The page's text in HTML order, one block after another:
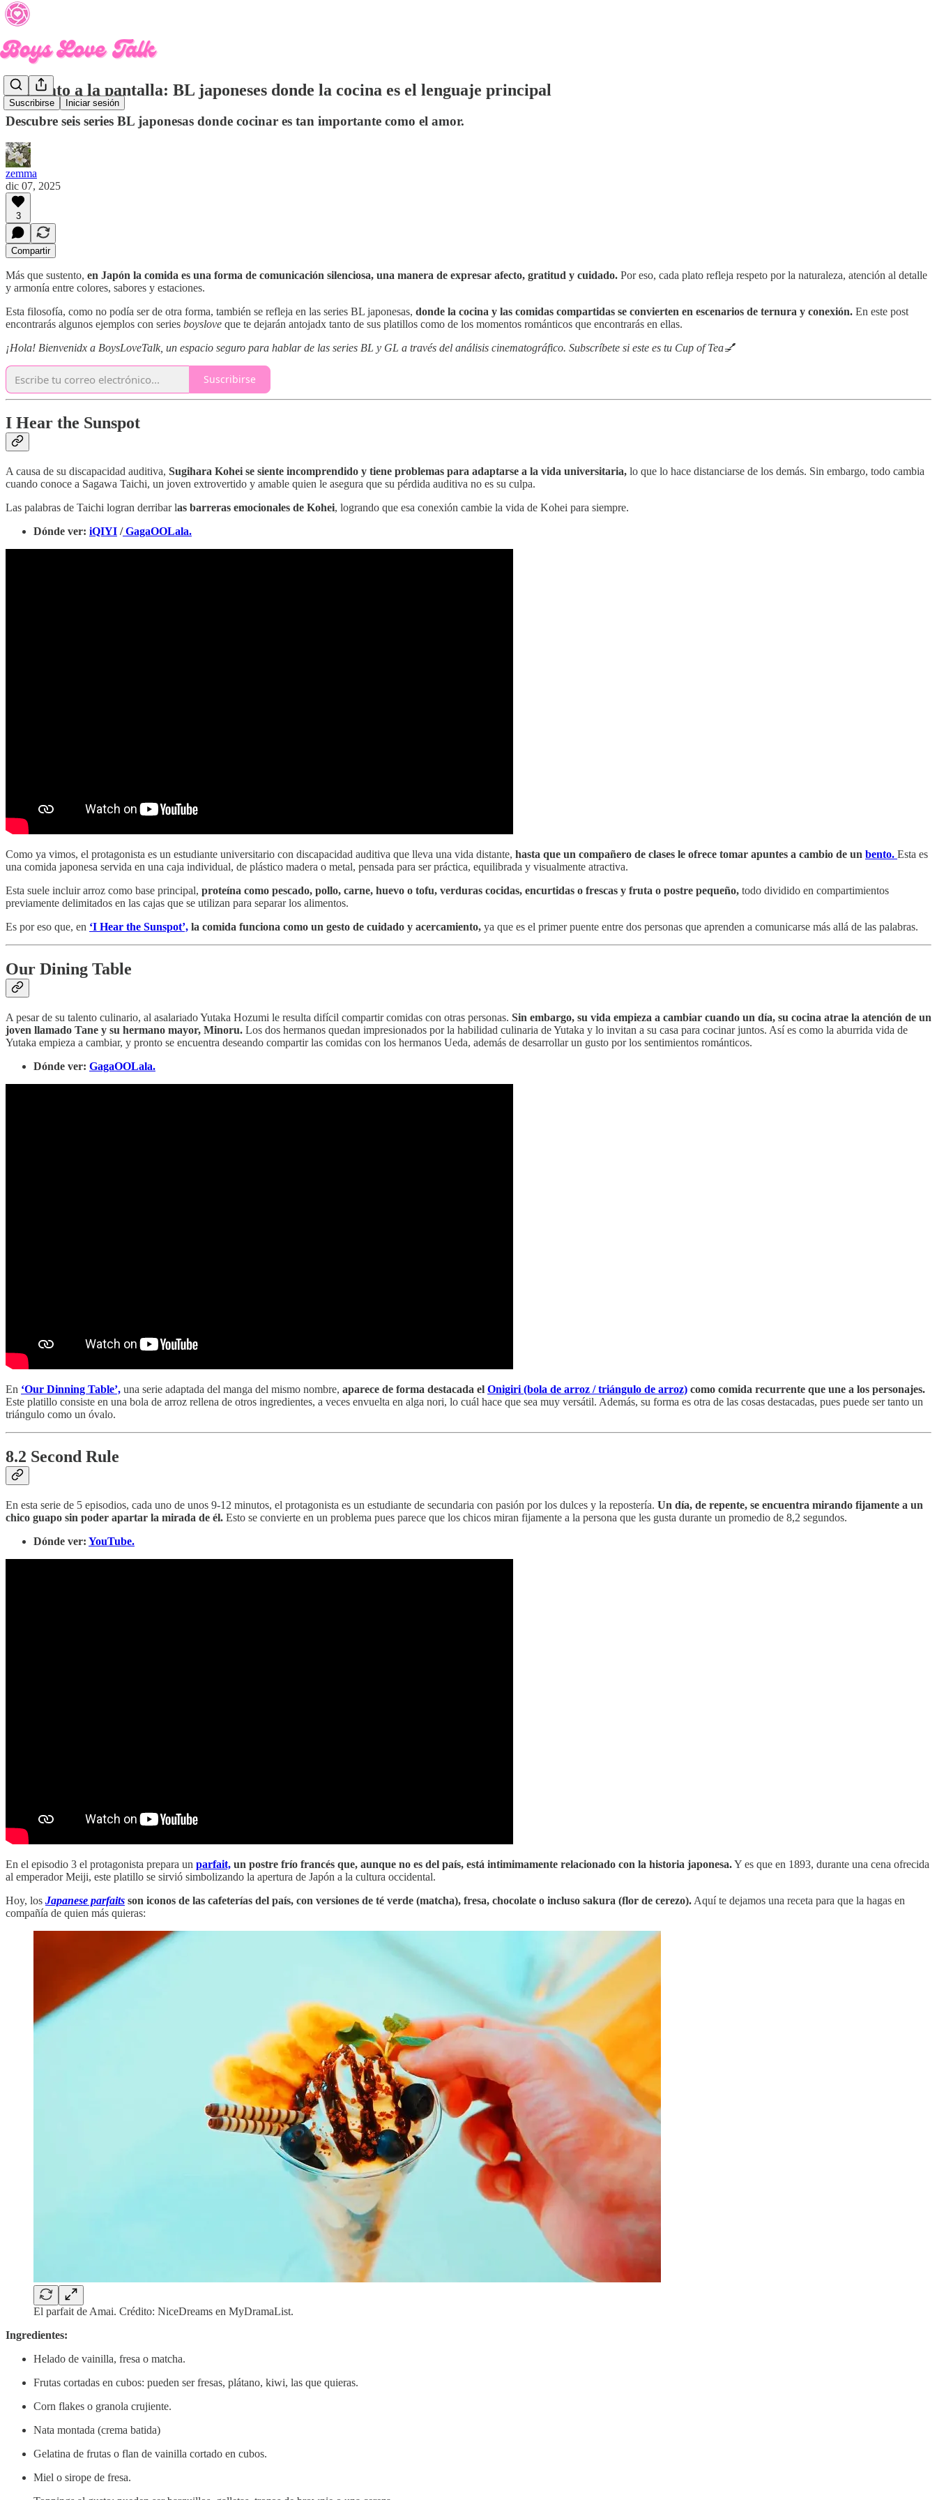
Suscribirse Iniciar sesión
Del plato a la pantalla: BL japoneses donde la cocina es el lenguaje principal
Descubre seis series BL japonesas donde cocinar es tan importante como el amor.
zemma
dic 07, 2025
3
Compartir
Más que sustento, en Japón la comida es una forma de comunicación silenciosa, una manera de expresar afecto, gratitud y cuidado. Por eso, cada plato refleja respeto por la naturaleza, atención al detalle
y armonía entre colores, sabores y estaciones.
Esta filosofía, como no podía ser de otra forma, también se refleja en las series BL japonesas, donde la cocina y las comidas compartidas se convierten en escenarios de ternura y conexión. En este post
encontrarás algunos ejemplos con series boyslove que te dejarán antojadx tanto de sus platillos como de los momentos románticos que encontrarás en ellas.
¡Hola! Bienvenidx a BoysLoveTalk, un espacio seguro para hablar de las series BL y GL a través del análisis cinematográfico. Subscríbete si este es tu Cup of Tea💅
Suscribirse
I Hear the Sunspot
A causa de su discapacidad auditiva, Sugihara Kohei se siente incomprendido y tiene problemas para adaptarse a la vida universitaria, lo que lo hace distanciarse de los demás. Sin embargo, todo cambia
cuando conoce a Sagawa Taichi, un joven extrovertido y amable quien le asegura que su pérdida auditiva no es su culpa.
Las palabras de Taichi logran derribar las barreras emocionales de Kohei, logrando que esa conexión cambie la vida de Kohei para siempre.
Dónde ver: iQIYI /GagaOOLala.
Como ya vimos, el protagonista es un estudiante universitario con discapacidad auditiva que lleva una vida distante, hasta que un compañero de clases le ofrece tomar apuntes a cambio de un bento. Esta es
una comida japonesa servida en una caja individual, de plástico madera o metal, pensada para ser práctica, equilibrada y visualmente atractiva.
Esta suele incluir arroz como base principal, proteína como pescado, pollo, carne, huevo o tofu, verduras cocidas, encurtidas o frescas y fruta o postre pequeño, todo dividido en compartimientos
previamente delimitados en las cajas que se utilizan para separar los alimentos.
Es por eso que, en ‘I Hear the Sunspot’, la comida funciona como un gesto de cuidado y acercamiento, ya que es el primer puente entre dos personas que aprenden a comunicarse más allá de las palabras.
Our Dining Table
A pesar de su talento culinario, al asalariado Yutaka Hozumi le resulta difícil compartir comidas con otras personas. Sin embargo, su vida empieza a cambiar cuando un día, su cocina atrae la atención de un
joven llamado Tane y su hermano mayor, Minoru. Los dos hermanos quedan impresionados por la habilidad culinaria de Yutaka y lo invitan a su casa para cocinar juntos. Así es como la aburrida vida de
Yutaka empieza a cambiar, y pronto se encuentra deseando compartir las comidas con los hermanos Ueda, además de desarrollar un gusto por los sentimientos románticos.
Dónde ver: GagaOOLala.
En ‘Our Dinning Table’, una serie adaptada del manga del mismo nombre, aparece de forma destacada el Onigiri (bola de arroz / triángulo de arroz) como comida recurrente que une a los personajes.
Este platillo consiste en una bola de arroz rellena de otros ingredientes, a veces envuelta en alga nori, lo cuál hace que sea muy versátil. Además, su forma es otra de las cosas destacadas, pues puede ser tanto un
triángulo como un óvalo.
8.2 Second Rule
En esta serie de 5 episodios, cada uno de unos 9-12 minutos, el protagonista es un estudiante de secundaria con pasión por los dulces y la repostería. Un día, de repente, se encuentra mirando fijamente a un
chico guapo sin poder apartar la mirada de él. Esto se convierte en un problema pues parece que los chicos miran fijamente a la persona que les gusta durante un promedio de 8,2 segundos.
Dónde ver: YouTube.
En el episodio 3 el protagonista prepara un parfait, un postre frío francés que, aunque no es del país, está intimimamente relacionado con la historia japonesa.Y es que en 1893, durante una cena ofrecida
al emperador Meiji, este platillo se sirvió simbolizando la apertura de Japón a la cultura occidental.
Hoy, los Japanese parfaits son iconos de las cafeterías del país, con versiones de té verde (matcha), fresa, chocolate o incluso sakura (flor de cerezo). Aquí te dejamos una receta para que la hagas en
compañía de quien más quieras:
El parfait de Amai. Crédito: NiceDreams en MyDramaList.
Ingredientes:
Helado de vainilla, fresa o matcha.
Frutas cortadas en cubos: pueden ser fresas, plátano, kiwi, las que quieras.
Corn flakes o granola crujiente.
Nata montada (crema batida)
Gelatina de frutas o flan de vainilla cortado en cubos.
Miel o sirope de fresa.